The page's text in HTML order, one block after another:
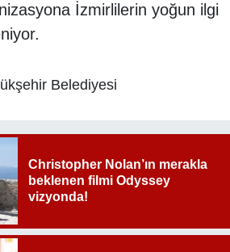
İzmirlilerin yoğun ilgi
Belediyesi
Christopher Nolan’ın merakla
beklenen filmi Odyssey
vizyonda!